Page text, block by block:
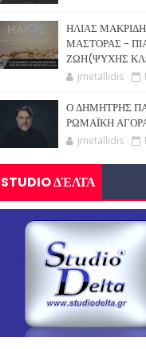
ΗΛΙΑΣ
ΜΑΣΤΟΡΑΣ -
ΖΩΗ(ΨΥΧΗΣ
jmetallidis
Ο ΔΗΜΗΤΡΗΣ
ΡΩΜΑΪΚΗ
jmetallidis
STUDIO ΔΈΛΤΑ